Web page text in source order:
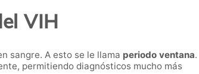
VIH
sangre. A esto se le llama periodo ventana.
permitiendo diagnósticos mucho más